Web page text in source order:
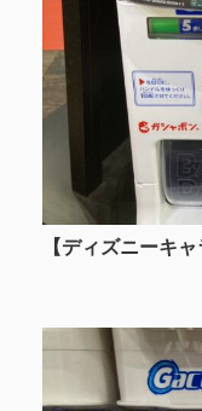
【ディズニーキ